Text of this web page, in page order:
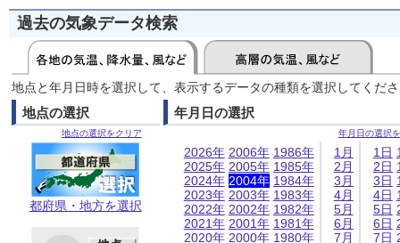
過去の気象データ検索
地点と年月日時を選択して、表示するデータの種類を選択してくだ
地点の選択
地点の選択をクリア
都府県・地方を選択
年月日の選択
年月日の選択
2026年
2025年
2024年
2023年
2022年
2021年
2020年
2006年
2005年
2004年
2003年
2002年
2001年
2000年
1986年
1985年
1984年
1983年
1982年
1981年
1980年
1月
2月
3月
4月
5月
6月
7月
1日
2日
3日
4日
5日
6日
7日